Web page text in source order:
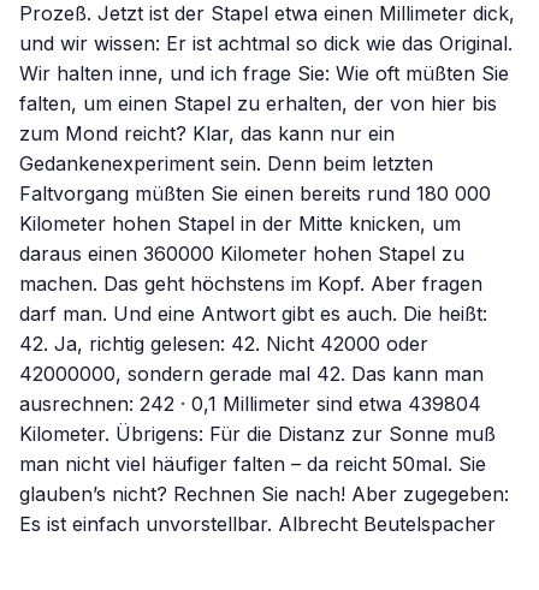
Prozeß. Jetzt ist der Stapel etwa einen Millimeter dick,
und wir wissen: Er ist achtmal so dick wie das Original.
Wir halten inne, und ich frage Sie: Wie oft müßten Sie
falten, um einen Stapel zu erhalten, der von hier bis
zum Mond reicht? Klar, das kann nur ein
Gedankenexperiment sein. Denn beim letzten
Faltvorgang müßten Sie einen bereits rund 180 000
Kilometer hohen Stapel in der Mitte knicken, um
daraus einen 360000 Kilometer hohen Stapel zu
machen. Das geht höchstens im Kopf. Aber fragen
darf man. Und eine Antwort gibt es auch. Die heißt:
42. Ja, richtig gelesen: 42. Nicht 42000 oder
42000000, sondern gerade mal 42. Das kann man
ausrechnen: 242 · 0,1 Millimeter sind etwa 439804
Kilometer. Übrigens: Für die Distanz zur Sonne muß
man nicht viel häufiger falten – da reicht 50mal. Sie
glauben’s nicht? Rechnen Sie nach! Aber zugegeben:
Es ist einfach unvorstellbar. Albrecht Beutelspacher